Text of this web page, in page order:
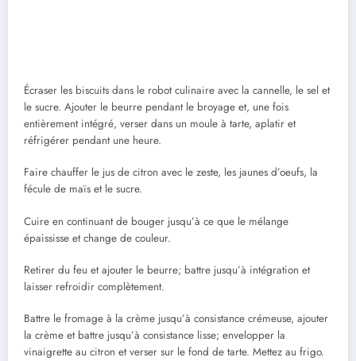
Écraser les biscuits dans le robot culinaire avec la cannelle, le sel et
le sucre. Ajouter le beurre pendant le broyage et, une fois
entièrement intégré, verser dans un moule à tarte, aplatir et
réfrigérer pendant une heure.
Faire chauffer le jus de citron avec le zeste, les jaunes d’oeufs, la
fécule de maïs et le sucre.
Cuire en continuant de bouger jusqu’à ce que le mélange
épaississe et change de couleur.
Retirer du feu et ajouter le beurre; battre jusqu’à intégration et
laisser refroidir complètement.
Battre le fromage à la crème jusqu’à consistance crémeuse, ajouter
la crème et battre jusqu’à consistance lisse; envelopper la
vinaigrette au citron et verser sur le fond de tarte. Mettez au frigo.